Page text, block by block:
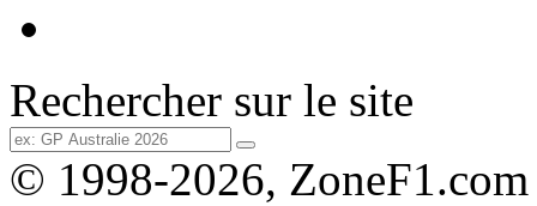
Rechercher sur le site
© 1998-2026, ZoneF1.com